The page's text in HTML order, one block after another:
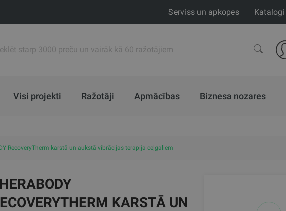
Serviss un apkopes Katalogi
Visi projekti Ražotāji Apmācības Biznesa nozares
RecoveryTherm karstā un aukstā vibrācijas terapija ceļgaliem
KARSTĀ UN